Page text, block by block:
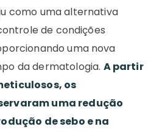
como uma alternativa
de condições
uma nova
da dermatologia. A partir
os
uma redução
de sebo e na